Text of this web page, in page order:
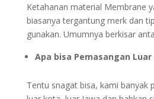
Ketahanan material Membrane
biasanya tergantung merk dan
gunakan. Umumnya berkisar
Apa bisa Pemasangan Luar
Tentu snagat bisa, kami banyak